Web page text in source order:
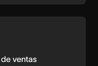
ventas